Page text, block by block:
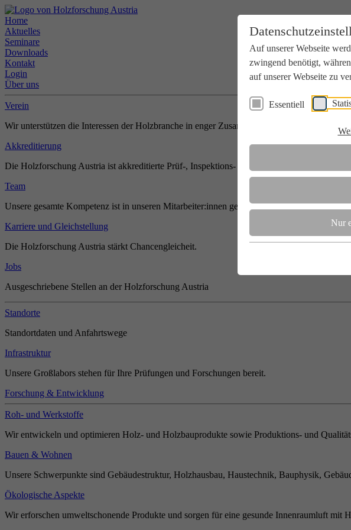
Auf unserer Webseite
zwingend benötigt,
auf unserer Webseite zu
Essentiell
Nur
Home
Aktuelles
Seminare
Downloads
Kontakt
Login
Über uns
Verein
Wir unterstützen die Interessen der Holzbranche in enger Zusammenarbeit mit Wissenschaft
Akkreditierung
Die Holzforschung Austria ist akkreditierte Prüf-, Inspektions- und Zertifizierungsstelle.
Team
Unsere gesamte Kompetenz ist in unseren Mitarbeiter:innen gebündelt
Karriere und Gleichstellung
Die Holzforschung Austria stärkt Chancengleicheit.
Jobs
Ausgeschriebene Stellen an der Holzforschung Austria
Standorte
Standortdaten und Anfahrtswege
Infrastruktur
Unsere Großlabors stehen für Ihre Prüfungen und Forschungen bereit.
Forschung & Entwicklung
Roh- und Werkstoffe
Wir entwickeln und optimieren Holz- und Holzbauprodukte sowie Produktions- und
Bauen & Wohnen
Unsere Schwerpunkte sind Gebäudestruktur, Holzhausbau, Haustechnik, Bauphysik,
Ökologische Aspekte
Wir erforschen umweltschonende Produkte und sorgen für eine gesunde Innenraumluft mit